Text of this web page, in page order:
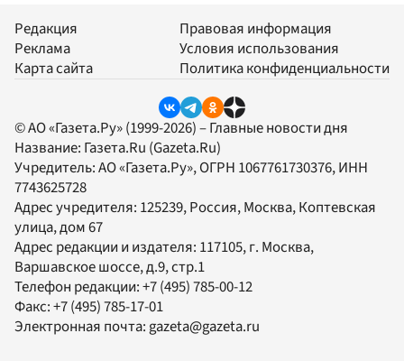
Редакция
Реклама
Карта сайта
Правовая информация
Условия использования
Политика конфиденциальности
© АО «Газета.Ру» (1999-2026) – Главные новости дня
Название: Газета.Ru (Gazeta.Ru)
Учредитель:АО «Газета.Ру», ОГРН 1067761730376, ИНН
7743625728
Адрес учредителя: 125239, Россия, Москва, Коптевская
улица, дом 67
Адрес редакции и издателя: 117105, г. Москва,
Варшавское шоссе, д.9, стр.1
Телефон редакции:+7 (495) 785-00-12
Факс:+7 (495) 785-17-01
Электронная почта:gazeta@gazeta.ru